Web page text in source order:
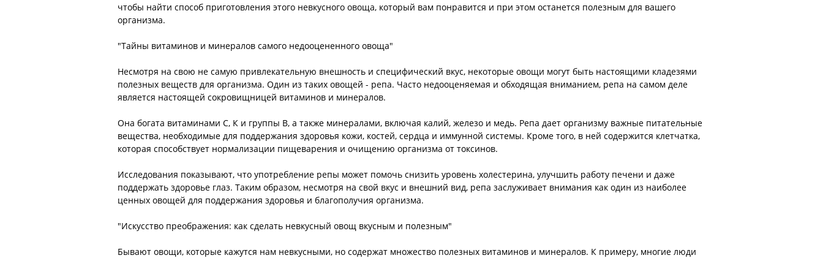
чтобы найти способ приготовления этого невкусного овоща, который вам понравится и при этом останется полезным для вашего
организма.
"Тайны витаминов и минералов самого недооцененного овоща"
Несмотря на свою не самую привлекательную внешность и специфический вкус, некоторые овощи могут быть настоящими кладезями
полезных веществ для организма. Один из таких овощей - репа. Часто недооценяемая и обходящая вниманием, репа на самом деле
является настоящей сокровищницей витаминов и минералов.
Она богата витаминами С, К и группы В, а также минералами, включая калий, железо и медь. Репа дает организму важные питательные
вещества, необходимые для поддержания здоровья кожи, костей, сердца и иммунной системы. Кроме того, в ней содержится клетчатка,
которая способствует нормализации пищеварения и очищению организма от токсинов.
Исследования показывают, что употребление репы может помочь снизить уровень холестерина, улучшить работу печени и даже
поддержать здоровье глаз. Таким образом, несмотря на свой вкус и внешний вид, репа заслуживает внимания как один из наиболее
ценных овощей для поддержания здоровья и благополучия организма.
"Искусство преображения: как сделать невкусный овощ вкусным и полезным"
Бывают овощи, которые кажутся нам невкусными, но содержат множество полезных витаминов и минералов. К примеру, многие люди